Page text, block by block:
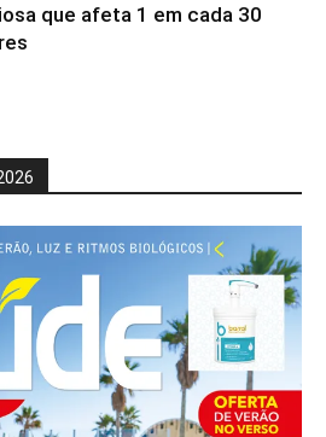
que afeta 1 em cada 30